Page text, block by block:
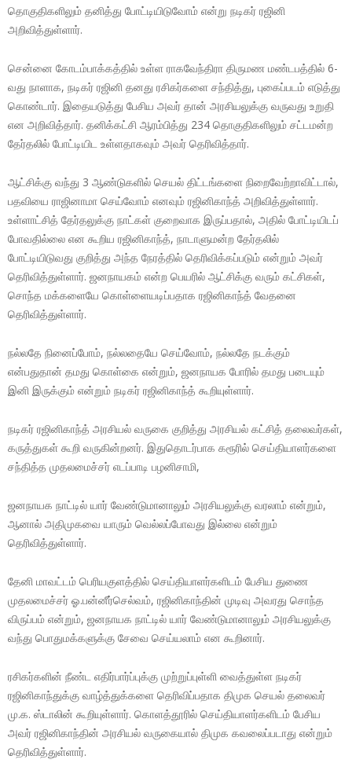
தொகுதிகளிலும் தனித்து போட்டியிடுவோம் என்று நடிகர் ரஜினி
அறிவித்துள்ளார்.
சென்னை கோடம்பாக்கத்தில் உள்ள ராகவேந்திரா திருமண மண்டபத்தில் 6-
வது நாளாக, நடிகர் ரஜினி தனது ரசிகர்களை சந்தித்து, புகைப்படம் எடுத்து
கொண்டார். இதையடுத்து பேசிய அவர் தான் அரசியலுக்கு வருவது உறுதி
என அறிவித்தார். தனிக்கட்சி ஆரம்பித்து 234 தொகுதிகளிலும் சட்டமன்ற
தேர்தலில் போட்டியிட உள்ளதாகவும் அவர் தெரிவித்தார்.
ஆட்சிக்கு வந்து 3 ஆண்டுகளில் செயல் திட்டங்களை நிறைவேற்றாவிட்டால்,
பதவியை ராஜினாமா செய்வோம் எனவும் ரஜினிகாந்த் அறிவித்துள்ளார்.
உள்ளாட்சித் தேர்தலுக்கு நாட்கள் குறைவாக இருப்பதால், அதில் போட்டியிடப்
போவதில்லை என கூறிய ரஜினிகாந்த், நாடாளுமன்ற தேர்தலில்
போட்டியிடுவது குறித்து அந்த நேரத்தில் தெரிவிக்கப்படும் என்றும் அவர்
தெரிவித்துள்ளார். ஜனநாயகம் என்ற பெயரில் ஆட்சிக்கு வரும் கட்சிகள்,
சொந்த மக்களையே கொள்ளையடிப்பதாக ரஜினிகாந்த் வேதனை
தெரிவித்துள்ளார்.
நல்லதே நினைப்போம், நல்லதையே செய்வோம், நல்லதே நடக்கும்
என்பதுதான் தமது கொள்கை என்றும், ஜனநாயக போரில் தமது படையும்
இனி இருக்கும் என்றும் நடிகர் ரஜினிகாந்த் கூறியுள்ளார்.
நடிகர் ரஜினிகாந்த் அரசியல் வருகை குறித்து அரசியல் கட்சித் தலைவர்கள்,
கருத்துகள் கூறி வருகின்றனர். இதுதொடர்பாக கரூரில் செய்தியாளர்களை
சந்தித்த முதலமைச்சர் எடப்பாடி பழனிசாமி,
ஜனநாயக நாட்டில் யார் வேண்டுமானாலும் அரசியலுக்கு வரலாம் என்றும்,
ஆனால் அதிமுகவை யாரும் வெல்லப்போவது இல்லை என்றும்
தெரிவித்துள்ளார்.
தேனி மாவட்டம் பெரியகுளத்தில் செய்தியாளர்களிடம் பேசிய துணை
முதலமைச்சர் ஓ.பன்னீர்செல்வம், ரஜினிகாந்தின் முடிவு அவரது சொந்த
விருப்பம் என்றும், ஜனநாயக நாட்டில் யார் வேண்டுமானாலும் அரசியலுக்கு
வந்து பொதுமக்களுக்கு சேவை செய்யலாம் என கூறினார்.
ரசிகர்களின் நீண்ட எதிர்பார்ப்புக்கு முற்றுப்புள்ளி வைத்துள்ள நடிகர்
ரஜினிகாந்துக்கு வாழ்த்துக்களை தெரிவிப்பதாக திமுக செயல் தலைவர்
மு.க. ஸ்டாலின் கூறியுள்ளார். கொளத்தூரில் செய்தியாளர்களிடம் பேசிய
அவர் ரஜினிகாந்தின் அரசியல் வருகையால் திமுக கவலைப்படாது என்றும்
தெரிவித்துள்ளார்.